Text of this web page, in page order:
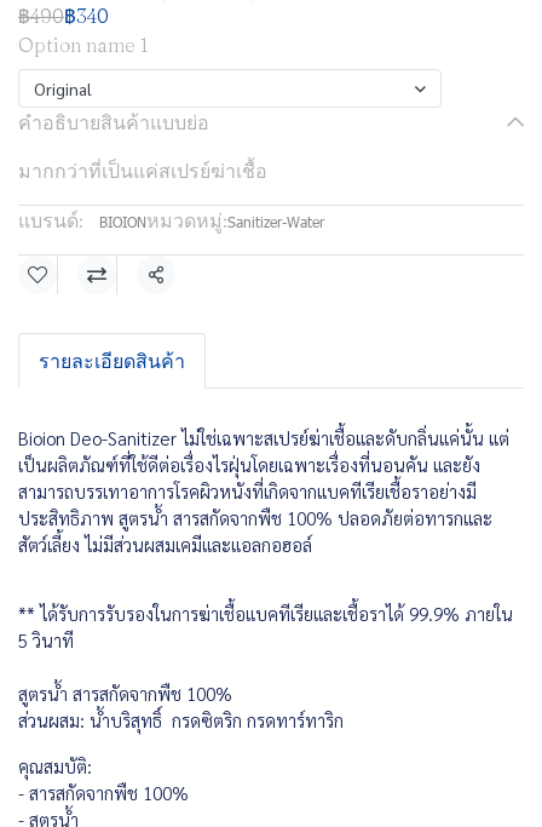
฿490฿340
Option name 1
Original
คำอธิบายสินค้าแบบย่อ
มากกว่าที่เป็นแค่สเปรย์ฆ่าเชื้อ
แบรนด์: BIOIONหมวดหมู่:Sanitizer-Water
แชร์
รายละเอียดสินค้า
Bioion Deo-Sanitizer ไม่ใช่เฉพาะสเปรย์ฆ่าเชื้อและดับกลิ่นแค่นั้น แต่
เป็นผลิตภัณฑ์ที่ใช้ดีต่อเรื่องไรฝุ่นโดยเฉพาะเรื่องที่นอนคัน และยัง
สามารถบรรเทาอาการโรคผิวหนังที่เกิดจากแบคทีเรียเชื้อราอย่างมี
ประสิทธิภาพ สูตรน้ำ สารสกัดจากพืช 100% ปลอดภัยต่อทารกและ
สัตว์เลี้ยง ไม่มีส่วนผสมเคมีและแอลกอฮอล์
** ได้รับการรับรองในการฆ่าเชื้อแบคทีเรียและเชื้อราได้ 99.9% ภายใน
5 วินาที
สูตรน้ำ สารสกัดจากพืช 100%
ส่วนผสม: น้ำบริสุทธิ์ กรดซิตริก กรดทาร์ทาริก
คุณสมบัติ:
- สารสกัดจากพืช 100%
- สูตรน้ำ